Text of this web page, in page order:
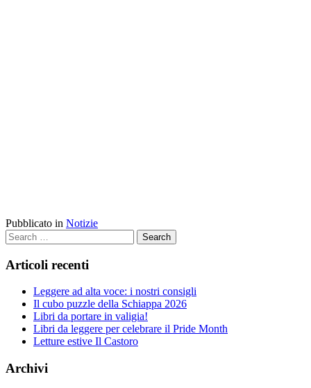
Pubblicato in Notizie
Search
Articoli recenti
Leggere ad alta voce: i nostri consigli
Il cubo puzzle della Schiappa 2026
Libri da portare in valigia!
Libri da leggere per celebrare il Pride Month
Letture estive Il Castoro
Archivi